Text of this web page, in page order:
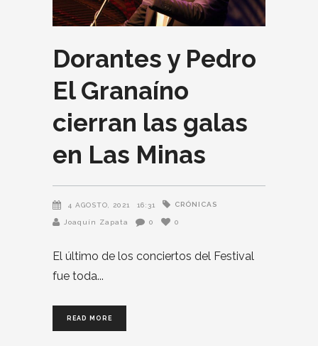
Dorantes y Pedro
El Granaíno
cierran las galas
en Las Minas
4 AGOSTO, 2021 16:31 CRÓNICAS
Joaquín Zapata 0 0
El último de los conciertos del Festival
fue toda
READ MORE